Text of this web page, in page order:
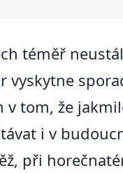
téměř
vyskytne
tom, že
i v
při